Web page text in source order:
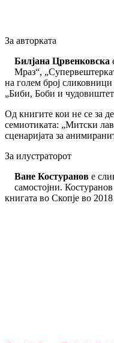
За авторката
Билјана Црвенковска
Мраз“,
на голем број
„Биби, Боби и
Од книгите кои не се за
семиотиката: „Митски
сценаријата за
За илустраторот
Ване Костуранов е
самостојни.
книгата во Скопје во